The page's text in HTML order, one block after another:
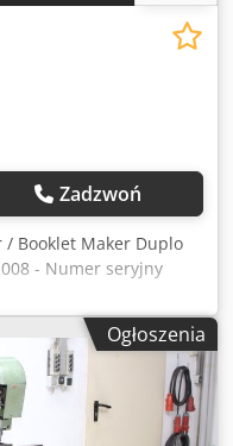
Zadzwoń
/ Booklet Maker Duplo
- Numer seryjny
Zakład składa się z /
/ Zbieraczka ssąca
/ Rozmiar min.
Gramatura /
stosu / Wysokość
prędkość. 5000
Ogłoszenia